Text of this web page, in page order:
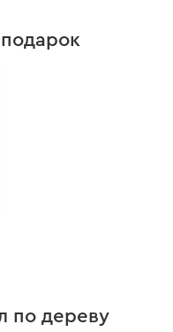
по дереву